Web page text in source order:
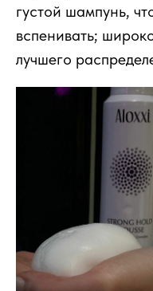
густой шампунь,
вспенивать;
лучшего